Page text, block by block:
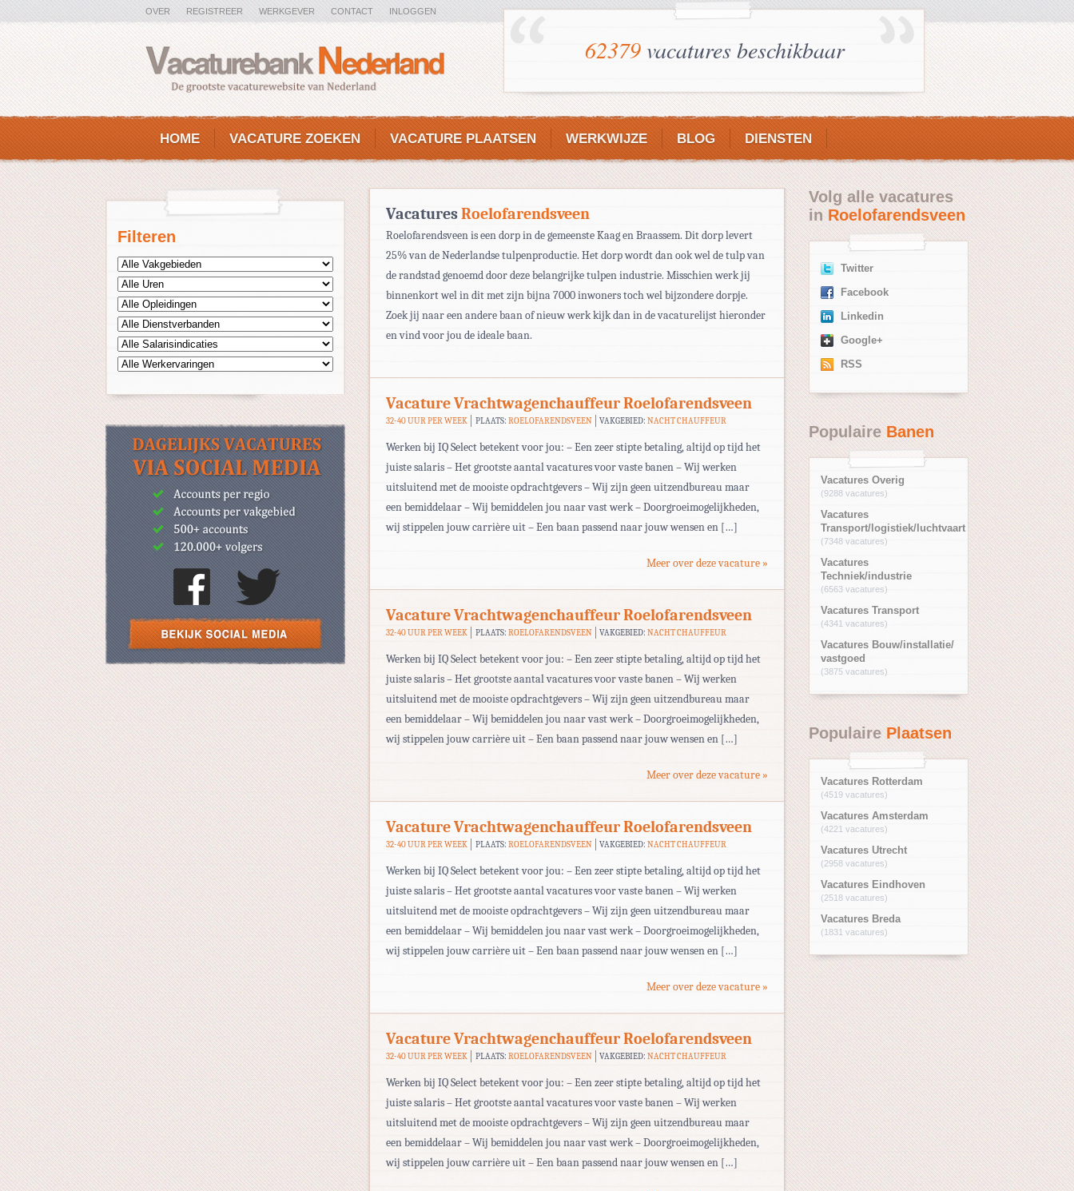
OVER REGISTREER WERKGEVER CONTACT INLOGGEN
62379vacatures beschikbaar
HOME VACATURE ZOEKEN VACATURE PLAATSEN WERKWIJZE BLOG DIENSTEN
Filteren
VacaturesRoelofarendsveen
Roelofarendsveen is een dorp in de gemeenste Kaag en Braassem. Dit dorp levert
25% van de Nederlandse tulpenproductie. Het dorp wordt dan ook wel de tulp van
de randstad genoemd door deze belangrijke tulpen industrie. Misschien werk jij
binnenkort wel in dit met zijn bijna 7000 inwoners toch wel bijzondere dorpje.
Zoek jij naar een andere baan of nieuw werk kijk dan in de vacaturelijst hieronder
en vind voor jou de ideale baan.
Vacature Vrachtwagenchauffeur Roelofarendsveen
32-40 UUR PER WEEK PLAATS: ROELOFARENDSVEEN VAKGEBIED:NACHT CHAUFFEUR
Werken bij IQ Select betekent voor jou: – Een zeer stipte betaling, altijd op tijd het
juiste salaris – Het grootste aantal vacatures voor vaste banen – Wij werken
uitsluitend met de mooiste opdrachtgevers – Wij zijn geen uitzendbureau maar
een bemiddelaar – Wij bemiddelen jou naar vast werk – Doorgroeimogelijkheden,
wij stippelen jouw carrière uit – Een baan passend naar jouw wensen en […]
Meer over deze vacature »
Vacature Vrachtwagenchauffeur Roelofarendsveen
32-40 UUR PER WEEK PLAATS: ROELOFARENDSVEEN VAKGEBIED:NACHT CHAUFFEUR
Werken bij IQ Select betekent voor jou: – Een zeer stipte betaling, altijd op tijd het
juiste salaris – Het grootste aantal vacatures voor vaste banen – Wij werken
uitsluitend met de mooiste opdrachtgevers – Wij zijn geen uitzendbureau maar
een bemiddelaar – Wij bemiddelen jou naar vast werk – Doorgroeimogelijkheden,
wij stippelen jouw carrière uit – Een baan passend naar jouw wensen en […]
Meer over deze vacature »
Vacature Vrachtwagenchauffeur Roelofarendsveen
32-40 UUR PER WEEK PLAATS: ROELOFARENDSVEEN VAKGEBIED:NACHT CHAUFFEUR
Werken bij IQ Select betekent voor jou: – Een zeer stipte betaling, altijd op tijd het
juiste salaris – Het grootste aantal vacatures voor vaste banen – Wij werken
uitsluitend met de mooiste opdrachtgevers – Wij zijn geen uitzendbureau maar
een bemiddelaar – Wij bemiddelen jou naar vast werk – Doorgroeimogelijkheden,
wij stippelen jouw carrière uit – Een baan passend naar jouw wensen en […]
Meer over deze vacature »
Vacature Vrachtwagenchauffeur Roelofarendsveen
32-40 UUR PER WEEK PLAATS: ROELOFARENDSVEEN VAKGEBIED:NACHT CHAUFFEUR
Werken bij IQ Select betekent voor jou: – Een zeer stipte betaling, altijd op tijd het
juiste salaris – Het grootste aantal vacatures voor vaste banen – Wij werken
uitsluitend met de mooiste opdrachtgevers – Wij zijn geen uitzendbureau maar
een bemiddelaar – Wij bemiddelen jou naar vast werk – Doorgroeimogelijkheden,
wij stippelen jouw carrière uit – Een baan passend naar jouw wensen en […]
Volg alle vacatures
inRoelofarendsveen
Twitter
Facebook
Linkedin
Google+
RSS
PopulaireBanen
Vacatures Overig
(9288 vacatures)
Vacatures
Transport/logistiek/luchtvaart
(7348 vacatures)
Vacatures
Techniek/industrie
(6563 vacatures)
Vacatures Transport
(4341 vacatures)
Vacatures Bouw/installatie/
vastgoed
(3875 vacatures)
Populaire Plaatsen
Vacatures Rotterdam
(4519 vacatures)
Vacatures Amsterdam
(4221 vacatures)
Vacatures Utrecht
(2958 vacatures)
Vacatures Eindhoven
(2518 vacatures)
Vacatures Breda
(1831 vacatures)